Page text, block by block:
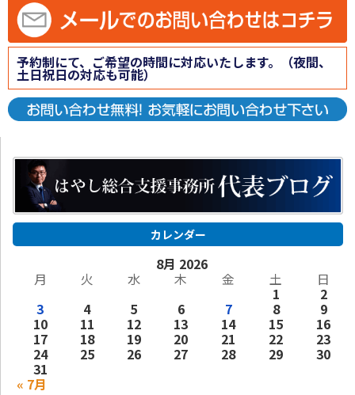
予約制にて、ご希望の時間に対応いたします。（夜間、
土日祝日の対応も可能）
カレンダー
8月 2026
月 火 水 木 金 土 日
« 7月
1 2
3 4 5 6 7 8 9
10 11 12 13 14 15 16
17 18 19 20 21 22 23
24 25 26 27 28 29 30
31